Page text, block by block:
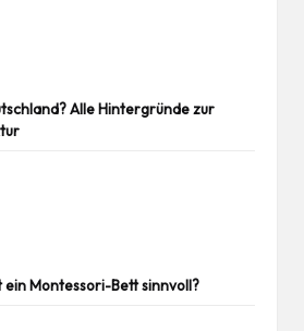
Alle Hintergründe zur
Montessori-Bett sinnvoll?